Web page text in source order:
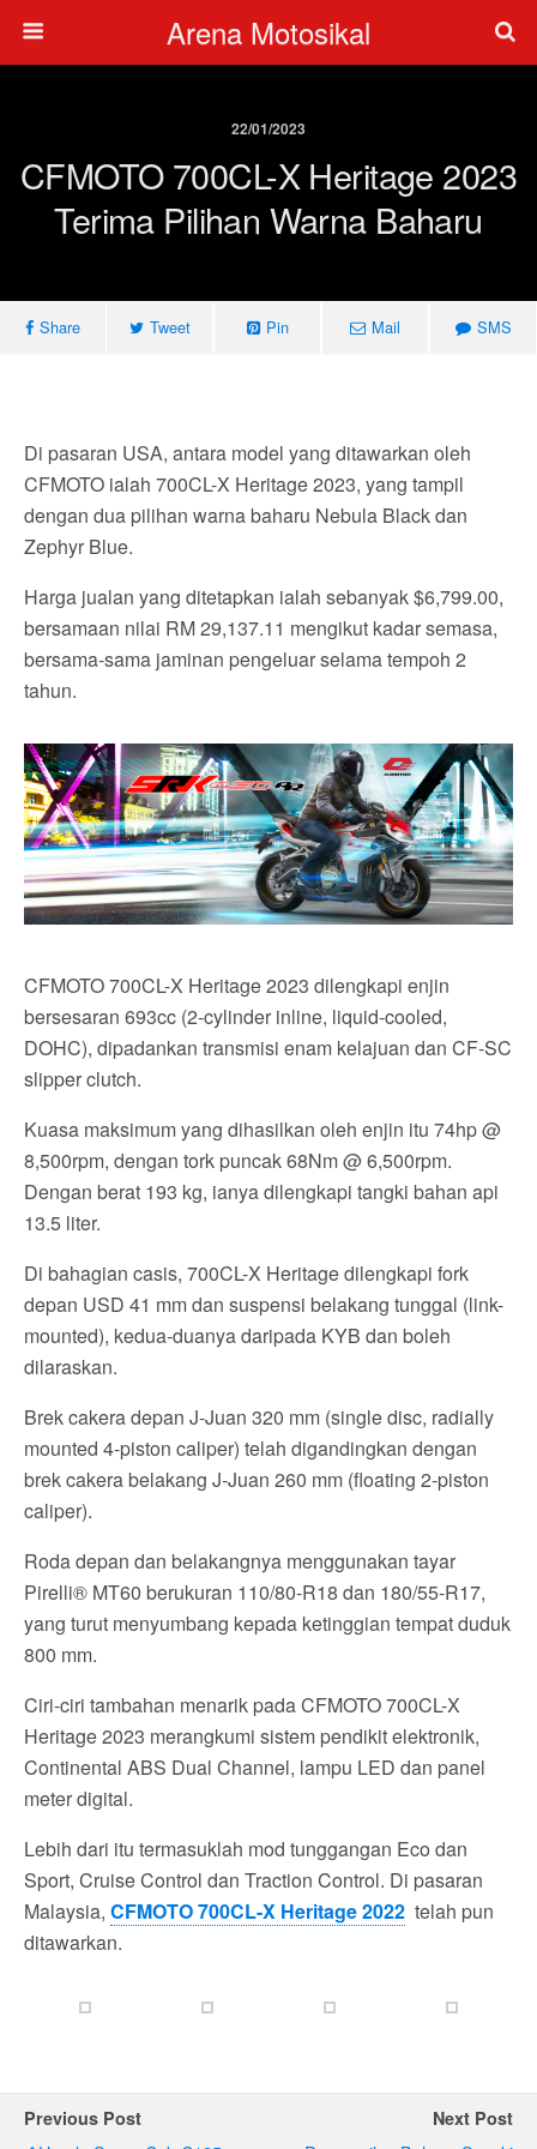
Arena Motosikal
22/01/2023
CFMOTO 700CL-X Heritage 2023
Terima Pilihan Warna Baharu
Share Tweet Pin Mail SMS
Di pasaran USA, antara model yang ditawarkan oleh
CFMOTO ialah 700CL-X Heritage 2023, yang tampil
dengan dua pilihan warna baharu Nebula Black dan
Zephyr Blue.
Harga jualan yang ditetapkan ialah sebanyak $6,799.00,
bersamaan nilai RM 29,137.11 mengikut kadar semasa,
bersama-sama jaminan pengeluar selama tempoh 2
tahun.
CFMOTO 700CL-X Heritage 2023 dilengkapi enjin
bersesaran 693cc (2-cylinder inline, liquid-cooled,
DOHC), dipadankan transmisi enam kelajuan dan CF-SC
slipper clutch.
Kuasa maksimum yang dihasilkan oleh enjin itu 74hp @
8,500rpm, dengan tork puncak 68Nm @ 6,500rpm.
Dengan berat 193 kg, ianya dilengkapi tangki bahan api
13.5 liter.
Di bahagian casis, 700CL-X Heritage dilengkapi fork
depan USD 41 mm dan suspensi belakang tunggal (link-
mounted), kedua-duanya daripada KYB dan boleh
dilaraskan.
Brek cakera depan J-Juan 320 mm (single disc, radially
mounted 4-piston caliper) telah digandingkan dengan
brek cakera belakang J-Juan 260 mm (floating 2-piston
caliper).
Roda depan dan belakangnya menggunakan tayar
Pirelli® MT60 berukuran 110/80-R18 dan 180/55-R17,
yang turut menyumbang kepada ketinggian tempat duduk
800 mm.
Ciri-ciri tambahan menarik pada CFMOTO 700CL-X
Heritage 2023 merangkumi sistem pendikit elektronik,
Continental ABS Dual Channel, lampu LED dan panel
meter digital.
Lebih dari itu termasuklah mod tunggangan Eco dan
Sport, Cruise Control dan Traction Control. Di pasaran
Malaysia, CFMOTO 700CL-X Heritage 2022 telah pun
ditawarkan.
Previous Post Next Post